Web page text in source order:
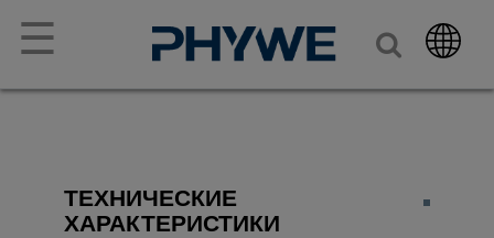
☰
ТЕХНИЧЕСКИЕ
ХАРАКТЕРИСТИКИ